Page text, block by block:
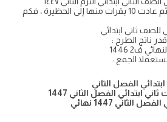
كان خارج الحظيرة 18 بقرة ثم عادت 10 بقرات منها إلى الحظيرة ، فكم
للصف ثاني ابتدائي
ناتج الطرح :
ف2 1446
الجمع :
الفصل الثاني
ابتدائي الفصل الثاني 1447
الثاني 1447 نهائي